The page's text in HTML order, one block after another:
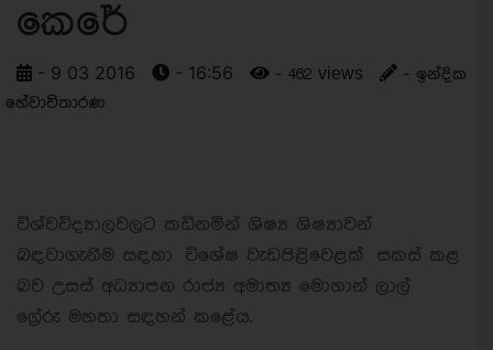
කෙරේ
- 9 03 2016 - 16:56 - 462 views
- ඉන්දික
හේවාවිතාරණ
විශ්වවිද්‍යාලවලට කඩිනමින් ශිෂ්‍ය ශිෂ්‍යාවන්
බඳවාගැනීම සඳහා විශේෂ වැඩපිළිවෙළක් සකස් කළ
බව උසස් අධ්‍යාපන රාජ්‍ය අමාත්‍ය මොහාන් ලාල්
ග්‍රේරු මහතා සඳහන් කළේය.